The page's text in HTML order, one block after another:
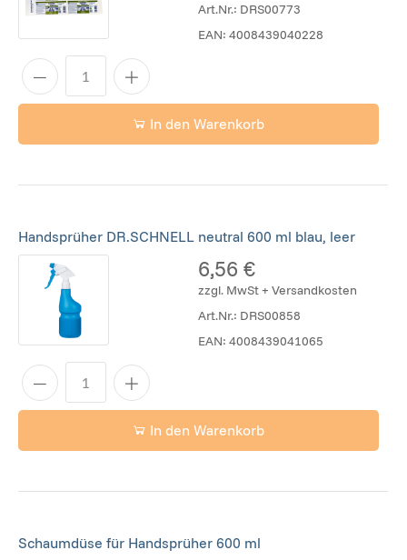
Art.Nr.: DRS00773
EAN:4008439040228
In den Warenkorb
Handsprüher DR.SCHNELL neutral 600 ml blau, leer
6,56 €
zzgl. MwSt + Versandkosten
Art.Nr.: DRS00858
EAN:4008439041065
In den Warenkorb
Schaumdüse für Handsprüher 600 ml